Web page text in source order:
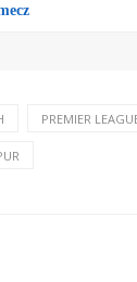
PREMIER